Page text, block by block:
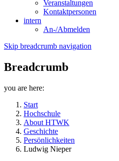
Veranstaltungen
Kontaktpersonen
intern
An-/Abmelden
Skip breadcrumb navigation
Breadcrumb
you are here:
Start
Hochschule
About HTWK
Geschichte
Persönlichkeiten
Ludwig Nieper